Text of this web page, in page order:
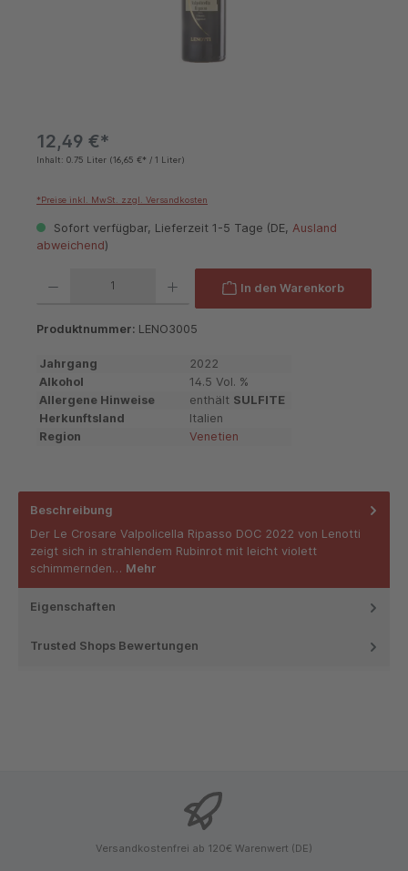
12,49 €*
Inhalt: 0.75 Liter (16,65 €* / 1 Liter)
*Preise inkl. MwSt. zzgl. Versandkosten
Sofort verfügbar, Lieferzeit 1-5 Tage (DE, Ausland
abweichend)
In den Warenkorb
Produktnummer: LENO3005
Jahrgang
2022
Alkohol
14.5 Vol. %
Allergene Hinweise
enthält SULFITE
Herkunftsland
Italien
Region
Venetien
Beschreibung
Der Le Crosare Valpolicella Ripasso DOC 2022 von Lenotti
zeigt sich in strahlendem Rubinrot mit leicht violett
schimmernden… Mehr
Eigenschaften
Trusted Shops Bewertungen
Versandkostenfrei ab 120€ Warenwert (DE)